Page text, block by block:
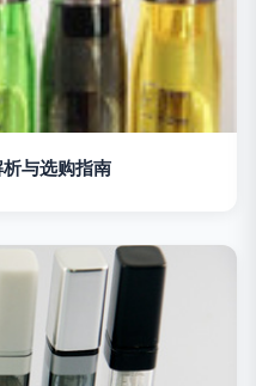
与选购指南